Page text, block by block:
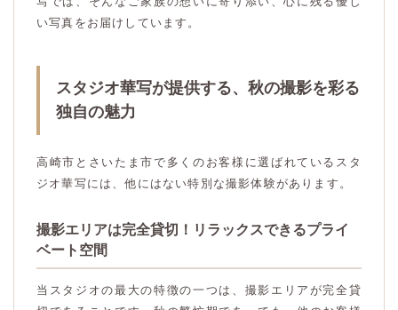
い写真をお届けしています。
スタジオ華写が提供する、秋の撮影を彩る
独自の魅力
高崎市とさいたま市で多くのお客様に選ばれているスタ
ジオ華写には、他にはない特別な撮影体験があります。
撮影エリアは完全貸切！リラックスできるプライ
ベート空間
当スタジオの最大の特徴の一つは、撮影エリアが完全貸